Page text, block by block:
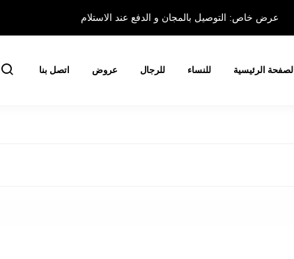
عرض خاص: التوصيل بالمجان و الدفع عند الاستلام
الصفحة الرئيسية للنساء للرجال عروض اتصل بنا